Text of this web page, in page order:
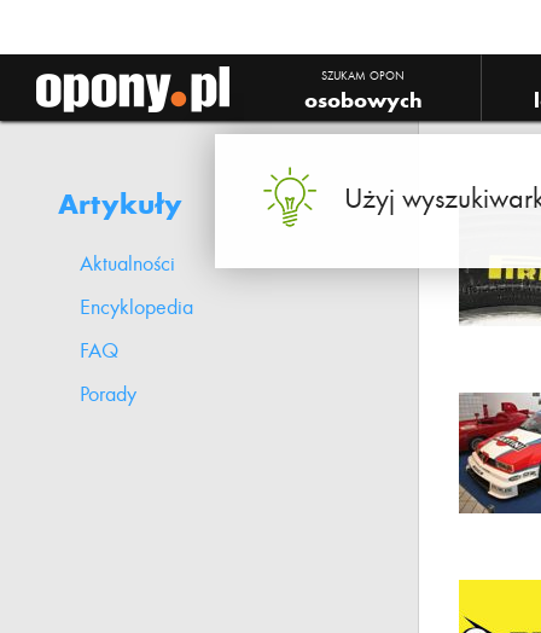
SZUKAM OPON
osobowych
Użyj
Artykuły
Aktualności
Encyklopedia
FAQ
Porady